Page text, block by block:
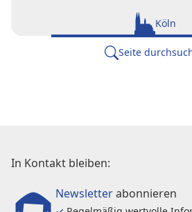
Köln
Seite
In Kontakt bleiben:
Newsletterabonnieren